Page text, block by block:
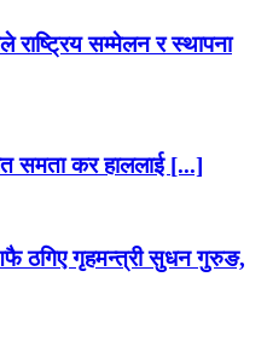
राष्ट्रिय सम्मेलन र स्थापना
समता कर हाललाई [...]
ठगिए गृहमन्त्री सुधन गुरुङ,